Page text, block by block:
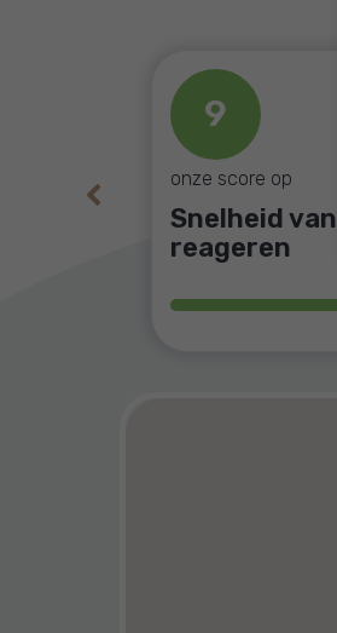
9
onze score op
Snelheid van
reageren
Previous